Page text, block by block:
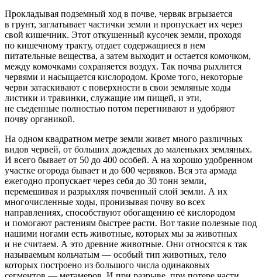
Прокладывая подземный ход в почве, червяк вгрызается
в грунт, заглатывает частички земли и пропускает их через
свой кишечник. Этот откушенный кусочек земли, проходя
по кишечному тракту, отдает содержащиеся в нем
питательные вещества, а затем выходит и остается комочком,
между комочками сохраняется воздух. Так почва рыхлится
червями и насыщается кислородом. Кроме того, некоторые
черви затаскивают с поверхности в свои земляные ходы
листики и травинки, служащие им пищей, и эти,
не съеденные полностью потом перегнивают и удобряют
почву органикой.
На одном квадратном метре земли живет много различных
видов червей, от больших дождевых до маленьких земляных.
И всего бывает от 50 до 400 особей. А на хорошо удобренном
участке огорода бывает и до 600 червяков. Вся эта армада
ежегодно пропускает через себя до 30 тонн земли,
перемешивая и разрыхляя почвенный слой земли. А их
многочисленные ходы, пронизывая почву во всех
направлениях, способствуют обогащению её кислородом
и помогают растениям быстрее расти. Вот такие полезные под
нашими ногами есть животные, которых мы за животных
и не считаем. А это древние животные. Они относятся к так
называемым кольчатым — особый тип животных, тело
которых построено из большого числа одинаковых